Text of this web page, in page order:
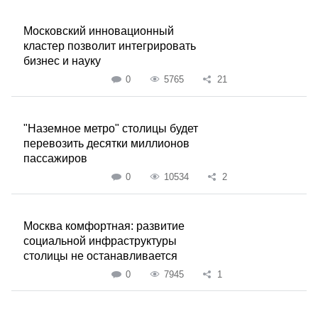
Московский инновационный
кластер позволит интегрировать
бизнес и науку
0 5765 21
"Наземное метро" столицы будет
перевозить десятки миллионов
пассажиров
0 10534 2
Москва комфортная: развитие
социальной инфраструктуры
столицы не останавливается
0 7945 1